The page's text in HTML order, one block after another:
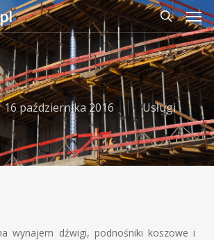
search
16 października 2016 Usługi
wynajem dźwigi, podnośniki koszowe i